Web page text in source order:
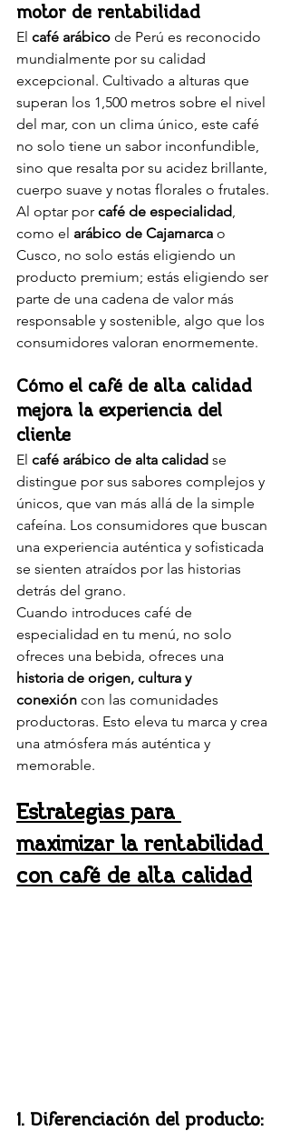
motor de rentabilidad
El café arábico de Perú es reconocido
mundialmente por su calidad
excepcional. Cultivado a alturas que
superan los 1,500 metros sobre el nivel
del mar, con un clima único, este café
no solo tiene un sabor inconfundible,
sino que resalta por su acidez brillante,
cuerpo suave y notas florales o frutales.
Al optar por café de especialidad,
como el arábico de Cajamarca o
Cusco, no solo estás eligiendo un
producto premium; estás eligiendo ser
parte de una cadena de valor más
responsable y sostenible, algo que los
consumidores valoran enormemente.
Cómo el café de alta calidad
mejora la experiencia del
cliente
El café arábico de alta calidad se
distingue por sus sabores complejos y
únicos, que van más allá de la simple
cafeína. Los consumidores que buscan
una experiencia auténtica y sofisticada
se sienten atraídos por las historias
detrás del grano.
Cuando introduces café de
especialidad en tu menú, no solo
ofreces una bebida, ofreces una
historia de origen, cultura y
conexión con las comunidades
productoras. Esto eleva tu marca y crea
una atmósfera más auténtica y
memorable.
Estrategias para
maximizar la rentabilidad
con café de alta calidad
1. Diferenciación del producto: